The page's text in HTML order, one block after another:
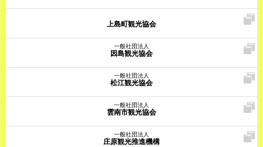
上島町観光協会
一般社団法人
因島観光協会
一般社団法人
松江観光協会
一般社団法人
雲南市観光協会
一般社団法人
庄原観光推進機構